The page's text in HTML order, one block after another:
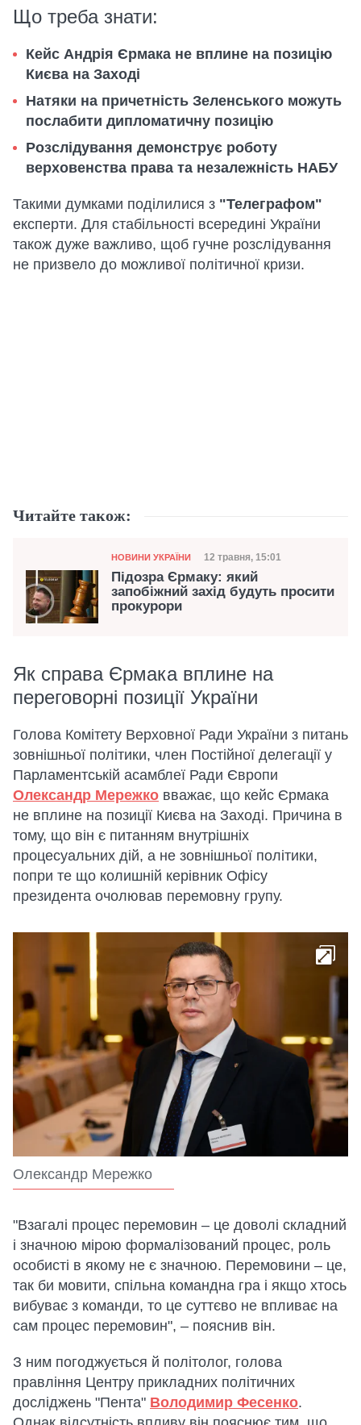
Що треба знати:
Кейс Андрія Єрмака не вплине на позицію
Києва на Заході
Натяки на причетність Зеленського можуть
послабити дипломатичну позицію
Розслідування демонструє роботу
верховенства права та незалежність НАБУ
Такими думками поділилися з "Телеграфом"
експерти. Для стабільності всередині України
також дуже важливо, щоб гучне розслідування
не призвело до можливої політичної кризи.
Читайте також:
Категорія
НОВИНИ УКРАЇНИ Дата публікації
12 травня, 15:01
Підозра Єрмаку: який
запобіжний захід будуть просити
прокурори
Як справа Єрмака вплине на
переговорні позиції України
Голова Комітету Верховної Ради України з питань
зовнішньої політики, член Постійної делегації у
Парламентській асамблеї Ради Європи
Олександр Мережко вважає, що кейс Єрмака
не вплине на позиції Києва на Заході. Причина в
тому, що він є питанням внутрішніх
процесуальних дій, а не зовнішньої політики,
попри те що колишній керівник Офісу
президента очолював перемовну групу.
Олександр Мережко
"Взагалі процес перемовин – це доволі складний
і значною мірою формалізований процес, роль
особисті в якому не є значною. Перемовини – це,
так би мовити, спільна командна гра і якщо хтось
вибуває з команди, то це суттєво не впливає на
сам процес перемовин", – пояснив він.
З ним погоджується й політолог, голова
правління Центру прикладних політичних
досліджень "Пента" Володимир Фесенко.